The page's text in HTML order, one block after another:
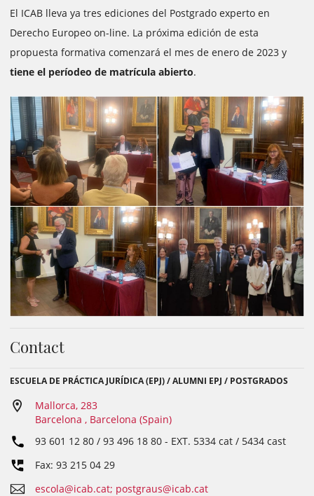
El ICAB lleva ya tres ediciones del Postgrado experto en
Derecho Europeo on-line. La próxima edición de esta
propuesta formativa comenzará el mes de enero de 2023 y
tiene el períodeo de matrícula abierto.
Contact
ESCUELA DE PRÁCTICA JURÍDICA (EPJ) / ALUMNI EPJ / POSTGRADOS
Mallorca, 283
Barcelona , Barcelona (Spain)
93 601 12 80 / 93 496 18 80 - EXT. 5334 cat / 5434 cast
Fax: 93 215 04 29
escola@icab.cat; postgraus@icab.cat